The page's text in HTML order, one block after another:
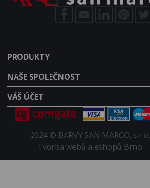
PRODUKTY
NAŠE SPOLEČNOST
VÁŠ ÚČET
2024 © BARVY SAN MARCO, s.r.o.
Tvorba webů a eshopů Brno